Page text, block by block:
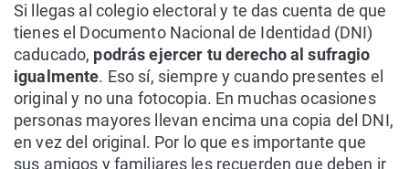
Si llegas al colegio electoral y te das cuenta de que
tienes el Documento Nacional de Identidad (DNI)
caducado, podrás ejercer tu derecho al sufragio
igualmente. Eso sí, siempre y cuando presentes el
original y no una fotocopia. En muchas ocasiones
personas mayores llevan encima una copia del DNI,
en vez del original. Por lo que es importante que
sus amigos y familiares les recuerden que deben ir